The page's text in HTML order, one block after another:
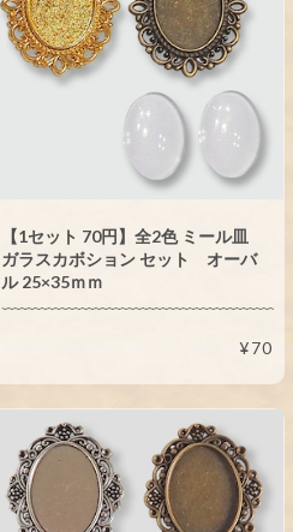
【1セット 70円】全2色 ミール皿
ガラスカボション セット オーバ
ル 25×35ｍｍ
¥70